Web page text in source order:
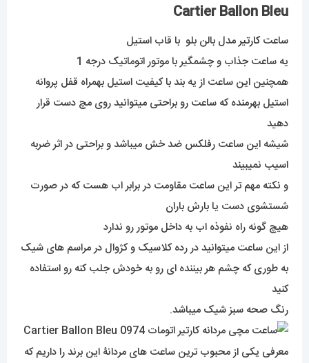
Cartier Ballon Bleu
ساعتکارتیرمدل بالن بلو با قاب استیل
یه ساعت جذاب و چشمگیر با موتور اتوماتیک درجه 1
همچنین این ساعت از یه بند با کیفیت استیل بهمراه قفل پروانه
استیل بهرمنده که ساعت رو براحتی میتوانید روی مچ دست قرار
دهید
شیشه این ساعت رفلکس ضد خش میباشد و براحتی در اثر ضربه
اسیب نمیبیند
و نکته مهم تر این ساعت مقاومت در برابر اب هست که در صورت
شستشوی دست یا بارش باران
هیچ گونه راه نفوذه اب به داخل موتور رو ندارد
از این ساعت میتوانید در رده کلاسیک و کژوال در مراسم های شیک
به طوری که چشم هر بیننده ای رو به خودش جلب کنه رو استفاده
کنید
رنگ صحه سبز شیک میباشد.
معرفی یکی از محبوب ترین ساعت های مردانۀ این برند را داریم که